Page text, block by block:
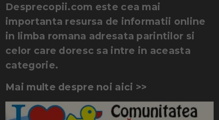
Desprecopii.com este cea mai
importanta resursa de informatii online
in limba romana adresata parintilor si
celor care doresc sa intre in aceasta
categorie.
Mai multe despre noi aici >>